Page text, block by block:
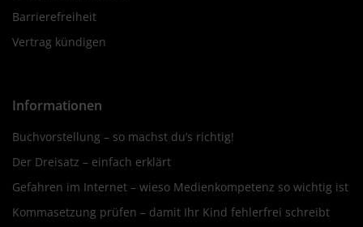
Barrierefreiheit
Vertrag kündigen
Informationen
Buchvorstellung – so machst du’s richtig!
Der Dreisatz – einfach erklärt
Gefahren im Internet – wieso Medienkompetenz so wichtig ist
Kommasetzung prüfen – damit Ihr Kind fehlerfrei schreibt